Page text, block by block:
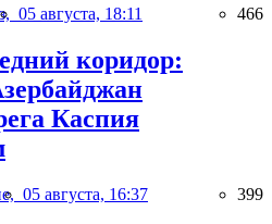
05 августа, 18:11 466
коридор:
Каспия
05 августа, 16:37 399